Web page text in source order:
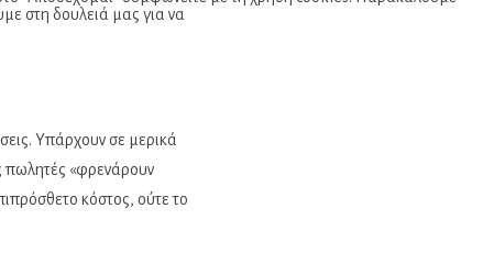
στη δουλειά μας για να
Υπάρχουν σε μερικά
«φρενάρουν
κόστος, ούτε το